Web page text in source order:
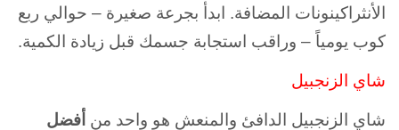
الأنثراكينونات المضافة. ابدأ بجرعة صغيرة – حوالي ربع
كوب يومياً – وراقب استجابة جسمك قبل زيادة الكمية.
شاي الزنجبيل
شاي الزنجبيل الدافئ والمنعش هو واحد من أفضل